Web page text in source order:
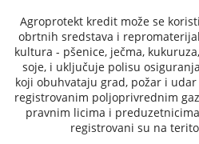
Agroprotekt kredit može se
obrtnih sredstava i
kultura - pšenice, ječma,
soje, i uključuje polisu
koji obuhvataju grad, požar i
registrovanim poljoprivrednim
pravnim licima i
registrovani su na